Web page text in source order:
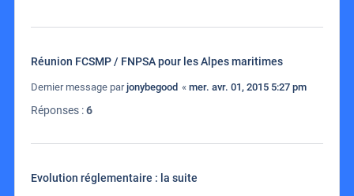
Réunion FCSMP / FNPSA pour les Alpes maritimes
Dernier message parjonybegood « mer. avr. 01, 2015 5:27 pm
Réponses :6
Evolution réglementaire : la suite